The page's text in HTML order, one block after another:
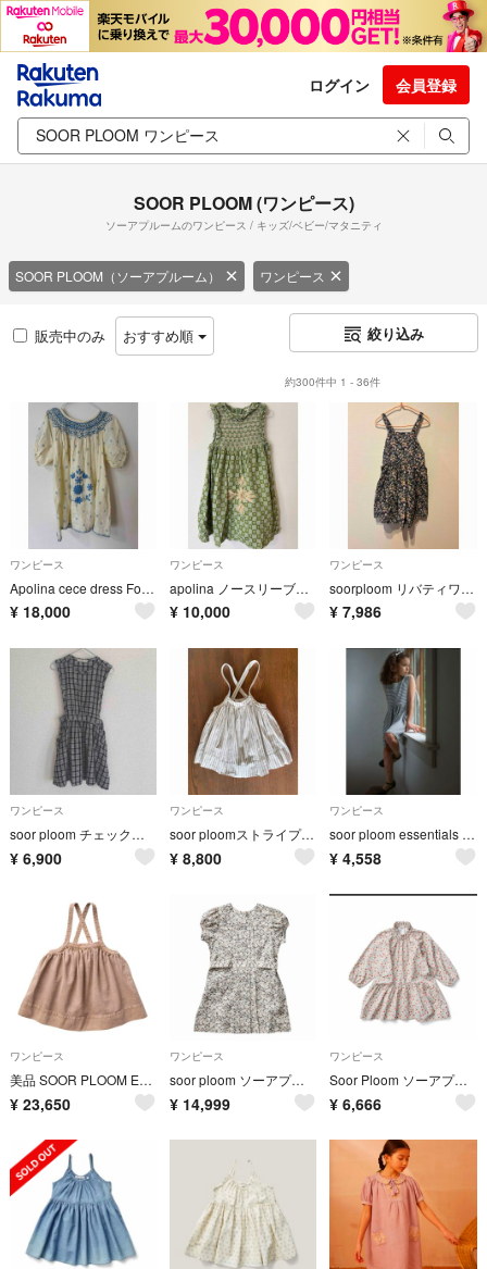
ログイン 会員登録
SOOR PLOOM (ワンピース)
ソーアプルームのワンピース / キッズ/ベビー/マタニティ
SOOR PLOOM（ソーアプルーム） ワンピース
販売中のみ おすすめ順 絞り込み
約300件中 1 - 36件
ワンピース
Apolina cece dress Folk calico 3-5y
¥ 18,000
ワンピース
apolina ノースリーブワンピース 7-9y
¥ 10,000
ワンピース
soorploom リバティワンピース 6/7y
¥ 7,986
ワンピース
soor ploom チェックワンピース 新品 6
¥ 6,900
ワンピース
soor ploomストライプ 吊りスカートeloise5y
¥ 8,800
ワンピース
soor ploom essentials ワンピース 4y
¥ 4,558
ワンピース
美品 SOOR PLOOM ELOISE PINAFORE
¥ 23,650
ワンピース
soor ploom ソーアプルーム ワンピース 6y
¥ 14,999
ワンピース
Soor Ploom ソーアプルーム ワンピース 5y
¥ 6,666